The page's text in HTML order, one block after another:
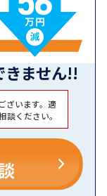
きません!!
ざいます。適
談ください。